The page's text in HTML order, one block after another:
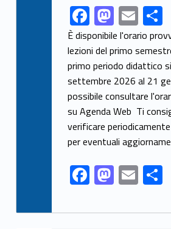
Link identifier share facebook archive #share-link-archive-36975F
ac
e
b
o
o
k
M
as
to
d
o
n
E
m
ai
l
S
È disponibile l'orario
lezioni del primo
primo periodo didattico
settembre 2026 al 21
possibile consultare
su Agenda Web Ti
verificare
per eventuali
F
ac
e
M
as
to
E
m
ai
S
h